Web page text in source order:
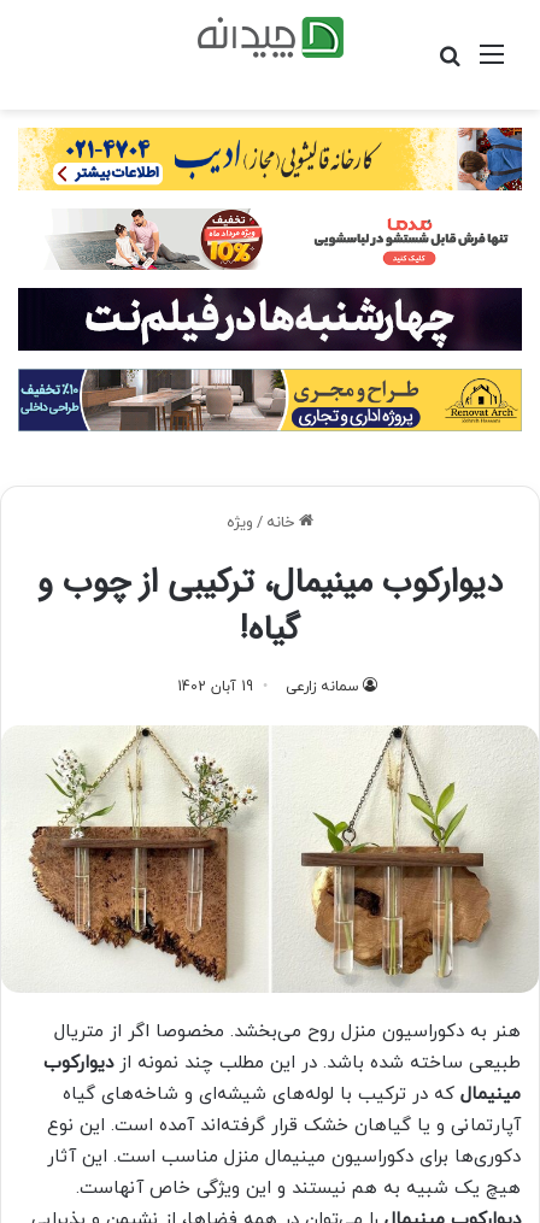
منو
خانه / ویژه
دیوارکوب مینیمال، ترکیبی از چوب و
گیاه!
سمانه زارعی 19 آبان 1402
هنر به دکوراسیون منزل روح می‌بخشد. مخصوصا اگر از متریال
طبیعی ساخته شده باشد. در این مطلب چند نمونه ازدیوارکوب
مینیمال که در ترکیب با لوله‌های شیشه‌ای و شاخه‌های گیاه
آپارتمانی و یا گیاهان خشک قرار گرفته‌اند آمده است. این نوع
دکوری‌ها برای دکوراسیون مینیمال منزل مناسب است. این آثار
هیچ یک شبیه به هم نیستند و این ویژگی خاص آنهاست.